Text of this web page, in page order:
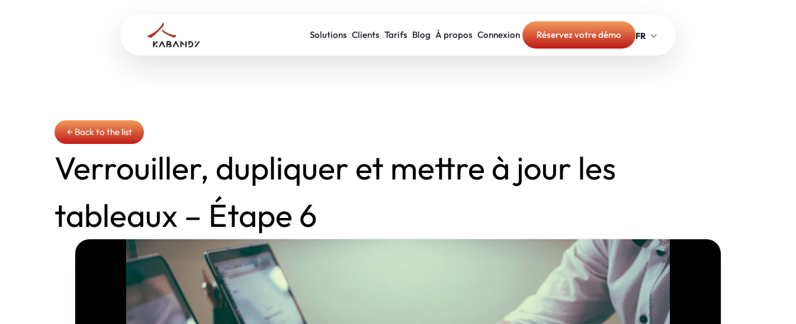
Solutions Clients Tarifs Blog À propos Connexion Réservez votre démo
← Back to the list
Verrouiller, dupliquer et mettre à jour les
tableaux – Étape 6